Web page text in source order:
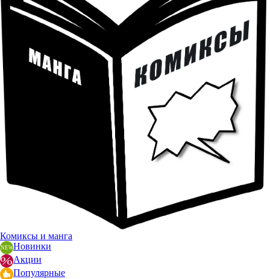
Комиксы и манга
Новинки
Акции
Популярные